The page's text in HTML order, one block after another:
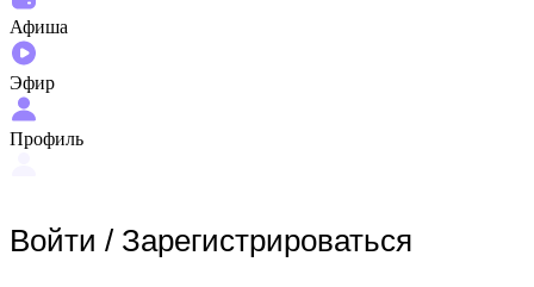
Афиша
Эфир
Профиль
Войти / Зарегистрироваться